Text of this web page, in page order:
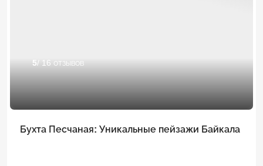
5/ 16 отзывов
Бухта Песчаная: Уникальные пейзажи Байкала